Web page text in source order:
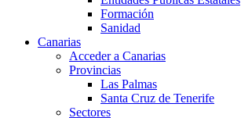
Formación
Sanidad
Canarias
Acceder a Canarias
Provincias
Las Palmas
Santa Cruz de Tenerife
Sectores